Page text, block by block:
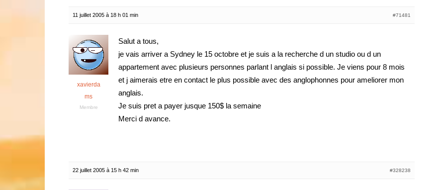
11 juillet 2005 à 18 h 01 min #71481
xavierda
ms
Membre
Salut a tous,
je vais arriver a Sydney le 15 octobre et je suis a la recherche d un studio ou d un
appartement avec plusieurs personnes parlant l anglais si possible. Je viens pour 8 mois
et j aimerais etre en contact le plus possible avec des anglophonnes pour ameliorer mon
anglais.
Je suis pret a payer jusque 150$ la semaine
Merci d avance.
22 juillet 2005 à 15 h 42 min #328238